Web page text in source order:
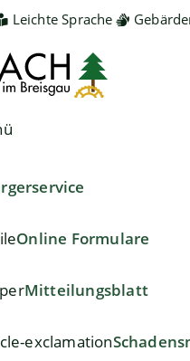
Leichte Sprache
Online Formulare
Mitteilungsblatt
exclamation